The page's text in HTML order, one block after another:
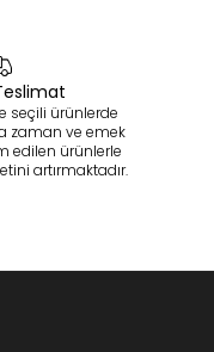
seçili ürünlerde
zaman ve emek
edilen ürünlerle
artırmaktadır.